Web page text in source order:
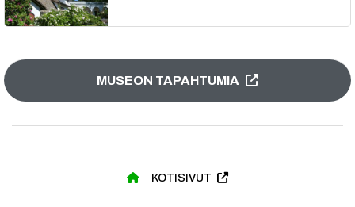
MUSEON TAPAHTUMIA
KOTISIVUT